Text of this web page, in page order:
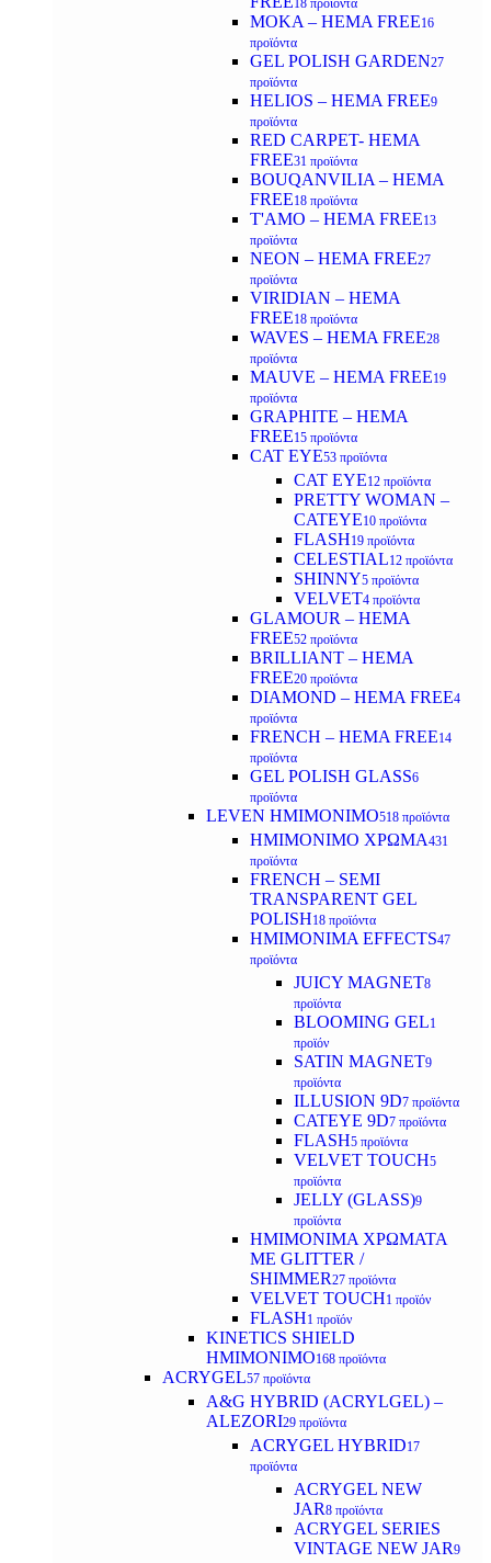
18 προϊόντα
MOKA – HEMA FREE16
προϊόντα
GEL POLISH GARDEN27
προϊόντα
HELIOS – HEMA FREE9
προϊόντα
RED CARPET- HEMA
FREE31 προϊόντα
BOUQANVILIA – HEMA
FREE18 προϊόντα
T'AMO – HEMA FREE13
προϊόντα
NEON – HEMA FREE27
προϊόντα
VIRIDIAN – HEMA
FREE18 προϊόντα
WAVES – HEMA FREE28
προϊόντα
MAUVE – HEMA FREE19
προϊόντα
GRAPHITE – HEMA
FREE15 προϊόντα
CAT EYE53 προϊόντα
CAT EYE12 προϊόντα
PRETTY WOMAN –
CATEYE10 προϊόντα
FLASH19 προϊόντα
CELESTIAL12 προϊόντα
SHINNY5 προϊόντα
VELVET4 προϊόντα
GLAMOUR – HEMA
FREE52 προϊόντα
BRILLIANT – HEMA
FREE20 προϊόντα
DIAMOND – HEMA FREE4
προϊόντα
FRENCH – HEMA FREE14
προϊόντα
GEL POLISH GLASS6
προϊόντα
LEVEN ΗΜΙΜΟΝΙΜΟ518 προϊόντα
ΗΜΙΜΟΝΙΜΟ ΧΡΩΜΑ431
προϊόντα
FRENCH – SEMI
TRANSPARENT GEL
POLISH18 προϊόντα
HMIMONIMA EFFECTS47
προϊόντα
JUICY MAGNET8
προϊόντα
BLOOMING GEL1
προϊόν
SATIN MAGNET9
προϊόντα
ILLUSION 9D7 προϊόντα
CATEYE 9D7 προϊόντα
FLASH5 προϊόντα
VELVET TOUCH5
προϊόντα
JELLY (GLASS)9
προϊόντα
ΗΜΙΜΟΝΙΜA ΧΡΩΜΑΤΑ
ΜΕ GLITTER /
SHIMMER27 προϊόντα
VELVET TOUCH1 προϊόν
FLASH1 προϊόν
KINETICS SHIELD
ΗΜΙΜΟΝΙΜΟ168 προϊόντα
ACRYGEL57 προϊόντα
A&G HYBRID (ACRYLGEL) –
ALEZORI29 προϊόντα
ACRYGEL HYBRID17
προϊόντα
ACRYGEL NEW
JAR8 προϊόντα
ACRYGEL SERIES
VINTAGE NEW JAR9